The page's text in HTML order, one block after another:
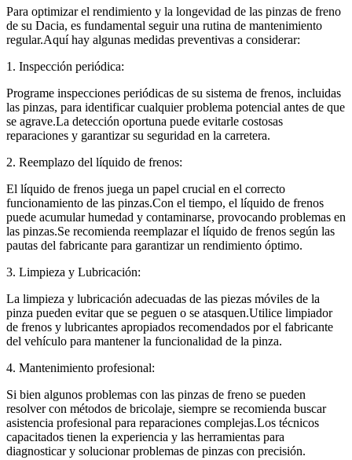
Para optimizar el rendimiento y la longevidad de las pinzas de freno
de su Dacia, es fundamental seguir una rutina de mantenimiento
regular.Aquí hay algunas medidas preventivas a considerar:
1. Inspección periódica:
Programe inspecciones periódicas de su sistema de frenos, incluidas
las pinzas, para identificar cualquier problema potencial antes de que
se agrave.La detección oportuna puede evitarle costosas
reparaciones y garantizar su seguridad en la carretera.
2. Reemplazo del líquido de frenos:
El líquido de frenos juega un papel crucial en el correcto
funcionamiento de las pinzas.Con el tiempo, el líquido de frenos
puede acumular humedad y contaminarse, provocando problemas en
las pinzas.Se recomienda reemplazar el líquido de frenos según las
pautas del fabricante para garantizar un rendimiento óptimo.
3. Limpieza y Lubricación:
La limpieza y lubricación adecuadas de las piezas móviles de la
pinza pueden evitar que se peguen o se atasquen.Utilice limpiador
de frenos y lubricantes apropiados recomendados por el fabricante
del vehículo para mantener la funcionalidad de la pinza.
4. Mantenimiento profesional:
Si bien algunos problemas con las pinzas de freno se pueden
resolver con métodos de bricolaje, siempre se recomienda buscar
asistencia profesional para reparaciones complejas.Los técnicos
capacitados tienen la experiencia y las herramientas para
diagnosticar y solucionar problemas de pinzas con precisión.